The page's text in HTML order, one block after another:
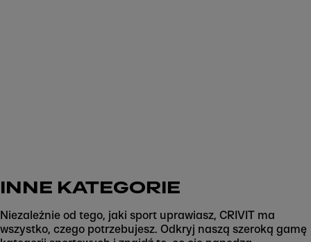
INNE KATEGORIE
Niezależnie od tego, jaki sport uprawiasz, CRIVIT ma
wszystko, czego potrzebujesz. Odkryj naszą szeroką gamę